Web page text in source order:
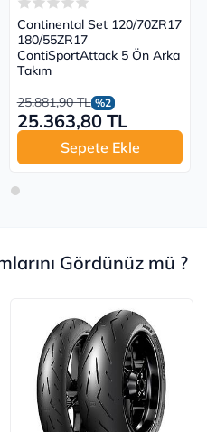
Continental Set 120/70ZR17
180/55ZR17
ContiSportAttack 5 Ön Arka
Takım
25.881,90 TL %2
25.363,80 TL
Sepete Ekle
Gördünüz mü ?